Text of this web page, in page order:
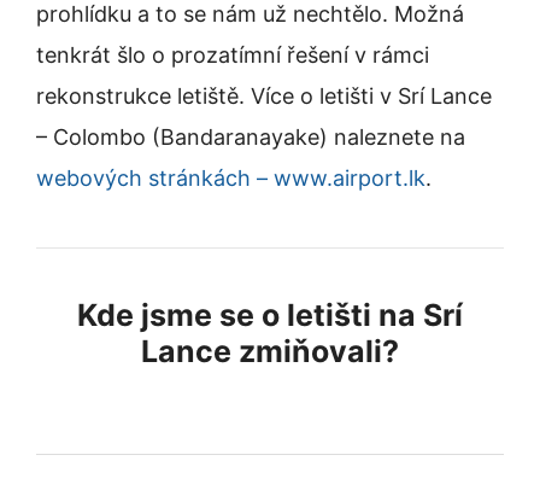
prohlídku a to se nám už nechtělo. Možná
tenkrát šlo o prozatímní řešení v rámci
rekonstrukce letiště. Více o letišti v Srí Lance
– Colombo (Bandaranayake) naleznete na
webových stránkách – www.airport.lk.
Kde jsme se o letišti na Srí
Lance zmiňovali?